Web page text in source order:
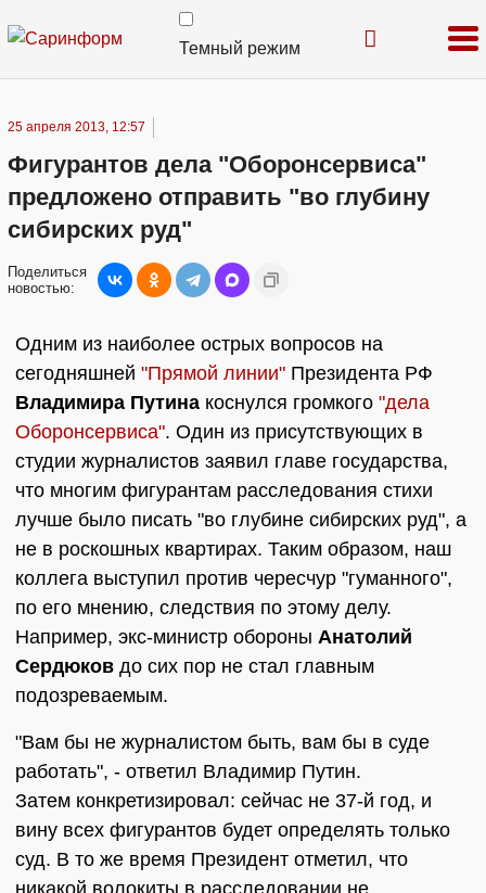
Темный режим
25 апреля 2013, 12:57
Фигурантов дела "Оборонсервиса"
предложено отправить "во глубину
сибирских руд"
Поделиться
новостью:
Одним из наиболее острых вопросов на
сегодняшней "Прямой линии" Президента РФ
Владимира Путина коснулся громкого "дела
Оборонсервиса". Один из присутствующих в
студии журналистов заявил главе государства,
что многим фигурантам расследования стихи
лучше было писать "во глубине сибирских руд", а
не в роскошных квартирах. Таким образом, наш
коллега выступил против чересчур "гуманного",
по его мнению, следствия по этому делу.
Например, экс-министр обороны Анатолий
Сердюков до сих пор не стал главным
подозреваемым.
"Вам бы не журналистом быть, вам бы в суде
работать", - ответил Владимир Путин.
Затем конкретизировал: сейчас не 37-й год, и
вину всех фигурантов будет определять только
суд. В то же время Президент отметил, что
никакой волокиты в расследовании не